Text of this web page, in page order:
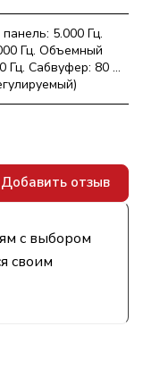
5.000 Гц.
Гц. Объемный
Гц. Сабвуфер: 80 ...
с выбором
своим
Добавить отзыв